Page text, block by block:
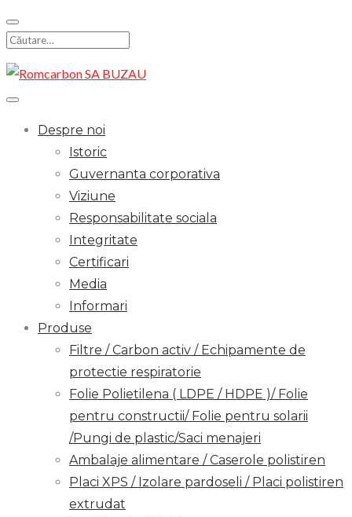
Skip
to
content
Search
for:
Despre noi
Istoric
Guvernanta corporativa
Viziune
Responsabilitate sociala
Integritate
Certificari
Media
Informari
Produse
Filtre / Carbon activ / Echipamente de
protectie respiratorie
Folie Polietilena ( LDPE / HDPE )/ Folie
pentru constructii/ Folie pentru solarii
/Pungi de plastic/Saci menajeri
Ambalaje alimentare / Caserole polistiren
Placi XPS / Izolare pardoseli / Placi polistiren
extrudat